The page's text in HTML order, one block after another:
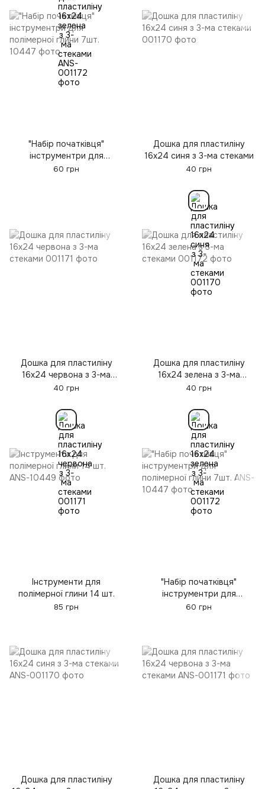
"Набір початківця"
інструментри для
полімерної глини 7шт.
60 грн
Дошка для пластиліну
16х24 синя з 3-ма стеками
40 грн
Дошка для пластиліну
16х24 червона з 3-ма
стеками
40 грн
Дошка для пластиліну
16х24 зелена з 3-ма
стеками
40 грн
Інструменти для
полімерної глини 14 шт.
85 грн
"Набір початківця"
інструментри для
полімерної глини 7шт.
60 грн
Дошка для пластиліну
Дошка для пластиліну